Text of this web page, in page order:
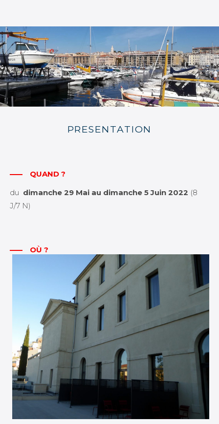
PRESENTATION
QUAND ?
du dimanche 29 Mai au dimanche 5 Juin 2022 (8
J/7 N)
OÙ ?